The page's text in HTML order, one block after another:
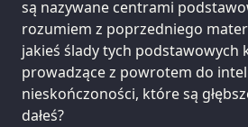
są nazywane centrami
rozumiem z poprzedniego
jakieś ślady tych podstawowych
prowadzące z powrotem do
nieskończoności, które są
dałeś?